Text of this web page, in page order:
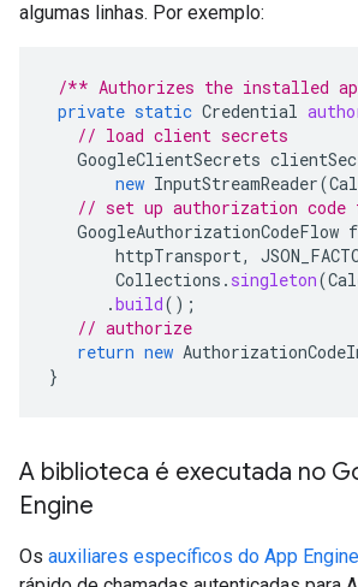
algumas linhas. Por exemplo:
/** Authorizes the installed
private static Credential
// load client secrets
GoogleClientSecrets
new InputStreamReader(
// set up authorization code
GoogleAuthorizationCodeFlow
httpTransport,
Collections . singleton(
.build();
// authorize
return new
}
A biblioteca é executada no
Engine
Os auxiliares específicos do App Engine